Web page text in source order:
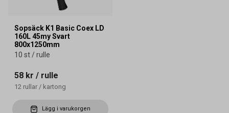
Sopsäck K1 Basic Coex LD
160L 45my Svart
800x1250mm
10 st / rulle
58 kr / rulle
12 rullar / kartong
Lägg i varukorgen